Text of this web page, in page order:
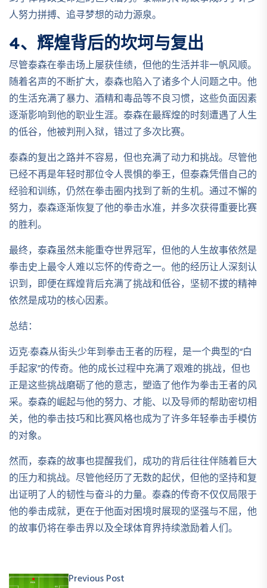
人努力拼搏、追寻梦想的动力源泉。
4、辉煌背后的坎坷与复出
尽管泰森在拳击场上屡获佳绩，但他的生活并非一帆风顺。
随着名声的不断扩大，泰森也陷入了诸多个人问题之中。他
的生活充满了暴力、酒精和毒品等不良习惯，这些负面因素
逐渐影响到他的职业生涯。泰森在最辉煌的时刻遭遇了人生
的低谷，他被判刑入狱，错过了多次比赛。
泰森的复出之路并不容易，但也充满了动力和挑战。尽管他
已经不再是年轻时那位令人畏惧的拳王，但泰森凭借自己的
经验和训练，仍然在拳击圈内找到了新的生机。通过不懈的
努力，泰森逐渐恢复了他的拳击水准，并多次获得重要比赛
的胜利。
最终，泰森虽然未能重夺世界冠军，但他的人生故事依然是
拳击史上最令人难以忘怀的传奇之一。他的经历让人深刻认
识到，即便在辉煌背后充满了挑战和低谷，坚韧不拔的精神
依然是成功的核心因素。
总结：
迈克·泰森从街头少年到拳击王者的历程，是一个典型的“白
手起家”的传奇。他的成长过程中充满了艰难的挑战，但也
正是这些挑战磨砺了他的意志，塑造了他作为拳击王者的风
采。泰森的崛起与他的努力、才能、以及导师的帮助密切相
关，他的拳击技巧和比赛风格也成为了许多年轻拳击手模仿
的对象。
然而，泰森的故事也提醒我们，成功的背后往往伴随着巨大
的压力和挑战。尽管他经历了无数的起伏，但他的坚持和复
出证明了人的韧性与奋斗的力量。泰森的传奇不仅仅局限于
他的拳击成就，更在于他面对困境时展现的坚强与不屈，他
的故事仍将在拳击界以及全球体育界持续激励着人们。
Previous Post